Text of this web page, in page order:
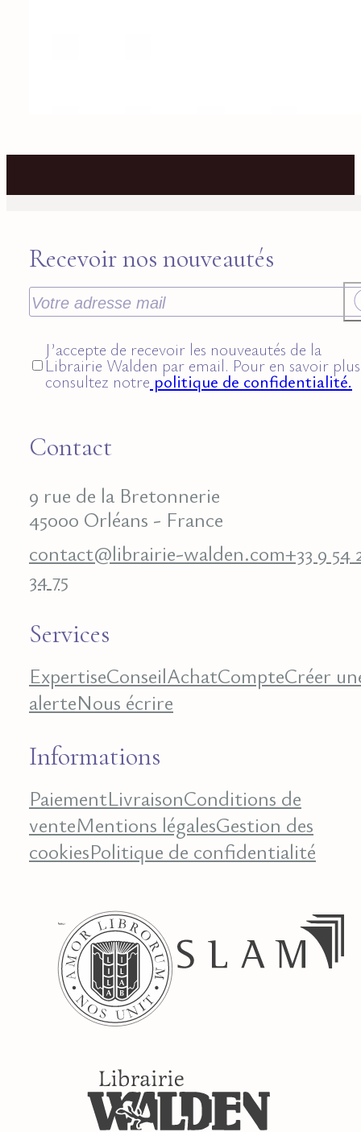
Recevoir nos nouveautés
J’accepte de recevoir les nouveautés de la
Librairie Walden par email. Pour en savoir
consultez notre politique de confidentialité.
Contact
9 rue de la Bretonnerie
45000 Orléans - France
contact@librairie-walden.com+33 9 54
34 75
Services
ExpertiseConseilAchatCompteCréer
alerteNous écrire
Informations
PaiementLivraisonConditions de
venteMentions légalesGestion des
cookiesPolitique de confidentialité